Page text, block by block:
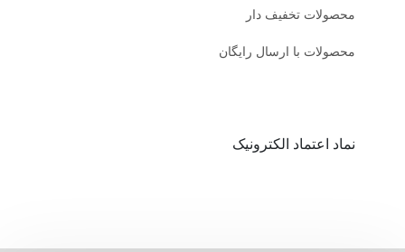
محصولات تخفیف دار
محصولات با ارسال رایگان
نماد اعتماد الکترونیک